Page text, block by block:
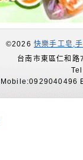
©2026 快樂手工皂,
台南市東區仁和
Mobile:0929040496